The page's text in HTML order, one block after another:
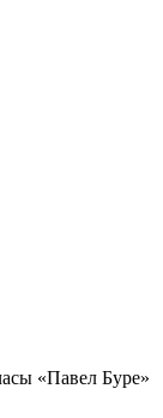
«Павел Буре»